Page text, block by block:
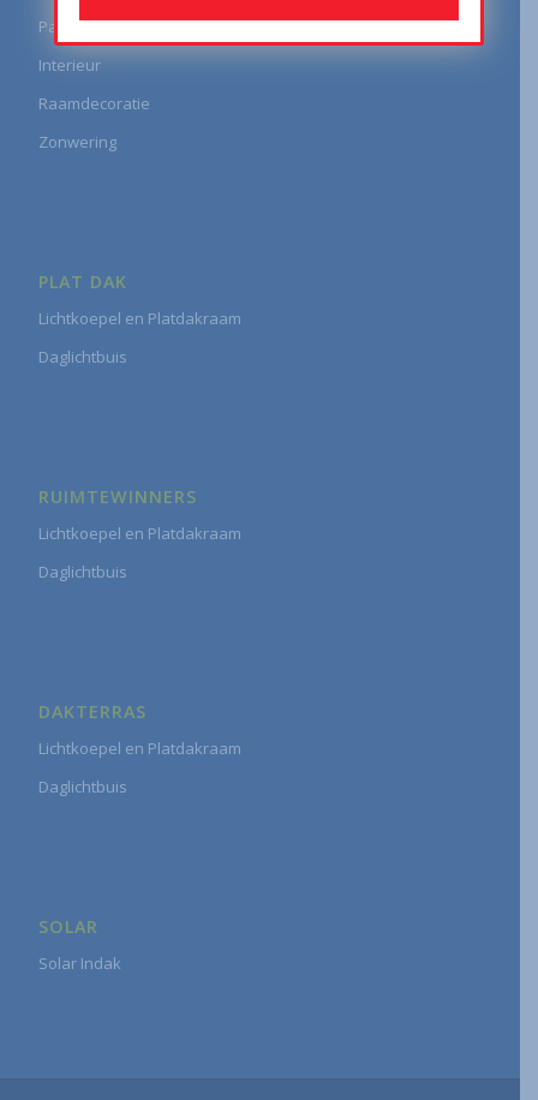
Panoramavenster
Interieur
Raamdecoratie
Zonwering
PLAT DAK
Lichtkoepel en Platdakraam
Daglichtbuis
RUIMTEWINNERS
Lichtkoepel en Platdakraam
Daglichtbuis
DAKTERRAS
Lichtkoepel en Platdakraam
Daglichtbuis
SOLAR
Solar Indak